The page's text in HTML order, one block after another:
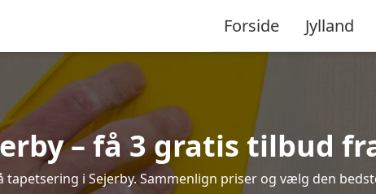
Forside Jylland
– få 3 gratis tilbud
i Sejerby. Sammenlign priser og vælg den